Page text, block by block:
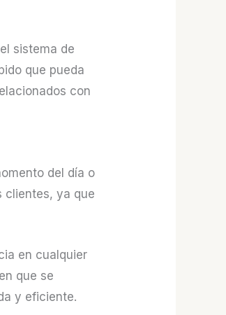
sistema de
que pueda
con
del día o
clientes, ya que
en cualquier
que se
y eficiente.